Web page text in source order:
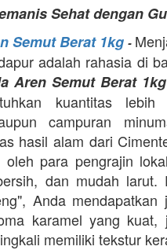
Sehat dengan
Semut Berat 1kg -
adalah rahasia di
Aren Semut Berat 1kg
kuantitas
campuran
hasil alam dari
oleh para pengrajin
dan mudah larut.
Anda
karamel yang
memiliki tekstur